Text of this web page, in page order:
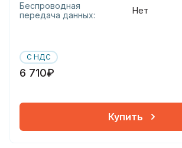
Беспроводная
передача данных:
Нет
С НДС
6 710₽
Купить